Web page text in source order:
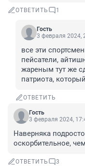
ОТВЕТИТЬ 1
Гость
3 февраля 2024,
все эти
пейсатели,
жареным тут же
патриота,
ОТВЕТИТЬ
Гость
3 февраля 2024,
Наверняка
оскорбительное,
ОТВЕТИТЬ 3